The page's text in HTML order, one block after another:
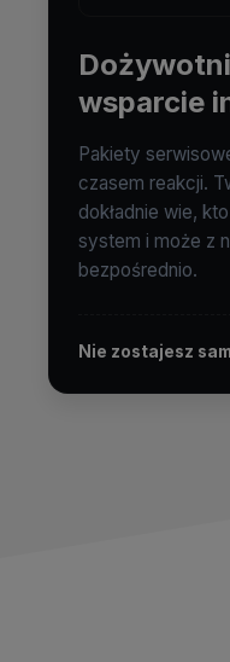
wsparcie
Pakiety
czasem reakcji.
dokładnie wie,
system i może z
bezpośrednio.
Nie zostajesz